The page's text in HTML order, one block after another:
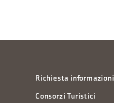
Richiesta informazioni
Consorzi Turistici